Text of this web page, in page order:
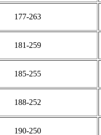
177-263
181-259
185-255
188-252
190-250